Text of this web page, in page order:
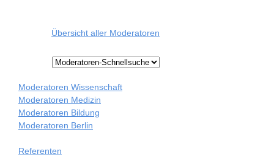
Übersicht aller Moderatoren
Moderatoren Wissenschaft
Moderatoren Medizin
Moderatoren Bildung
Moderatoren Berlin
Referenten